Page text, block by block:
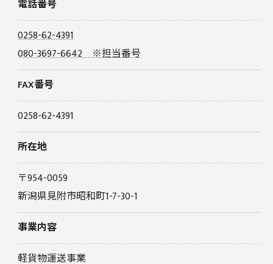
電話番号
0258-62-4391
080-3697-6642 ※担当番号
FAX番号
0258-62-4391
所在地
〒954-0059
新潟県見附市昭和町1-7-30-1
事業内容
軽貨物運送事業